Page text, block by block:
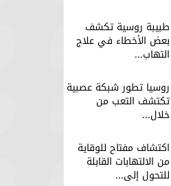
طبيبة روسية تكشف
بعض الأخطاء في علاج
التهاب...
روسيا تطور شبكة عصبية
تكتشف التعب من
خلال...
اكتشاف مفتاح للوقاية
من الالتهابات القابلة
للتحول إلى...